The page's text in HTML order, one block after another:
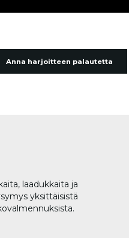
Anna harjoitteen palautetta
laadukkaita ja
yksittäisistä